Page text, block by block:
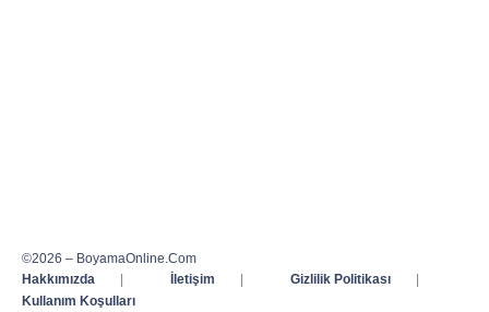
©2026 – BoyamaOnline.Com
Hakkımızda
| İletişim | Gizlilik Politikası
|
Kullanım Koşulları